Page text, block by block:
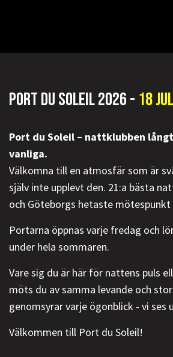
PORT DU SOLEIL 2026 - 18
Port du Soleil – nattklubben
vanliga.
Välkomna till en atmosfär som är
själv inte upplevt den. 21:a bästa
och Göteborgs hetaste mötespunkt
Portarna öppnas varje fredag och
under hela sommaren.
Vare sig du är här för nattens puls
möts du av samma levande och
genomsyrar varje ögonblick - vi ses
Välkommen till Port du Soleil!